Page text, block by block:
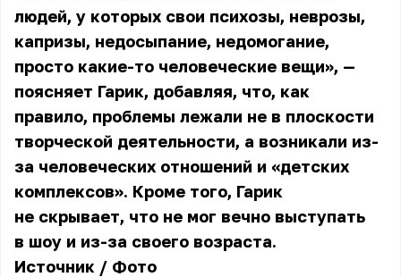
людей, у которых свои психозы, неврозы,
капризы, недосыпание, недомогание,
просто какие-то человеческие вещи», —
поясняет Гарик, добавляя, что, как
правило, проблемы лежали не в плоскости
творческой деятельности, а возникали из-
за человеческих отношений и «детских
комплексов». Кроме того, Гарик
не скрывает, что не мог вечно выступать
в шоу и из-за своего возраста.
Источник / Фото